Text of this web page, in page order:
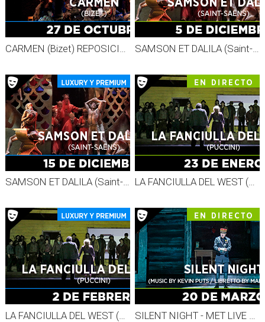
SAMSON ET DALILA (Saint-Saëns) - GRABADO MET 26-27 LA FANCIULLA DEL WEST (Puccini) - MET LIVE 26-27
LA FANCIULLA DEL WEST (Puccini) - GRAB. MET 26-27